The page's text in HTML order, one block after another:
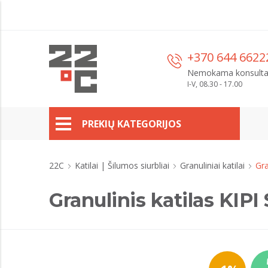
+370 644
Nemokama
I-V, 08.30 - 17.00
PREKIŲ KATEGORIJOS
22C Katilai | Šilumos siurbliai Granuliniai katilai
Granulinis katilas KIPI